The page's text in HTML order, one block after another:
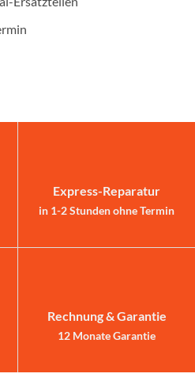
Express-Reparatur
in 1-2 Stunden ohne Termin
Rechnung & Garantie
12 Monate Garantie